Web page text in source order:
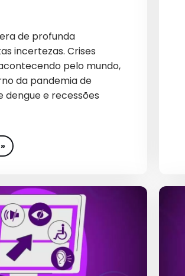
de profunda
incertezas. Crises
pelo mundo,
da pandemia de
dengue e recessões